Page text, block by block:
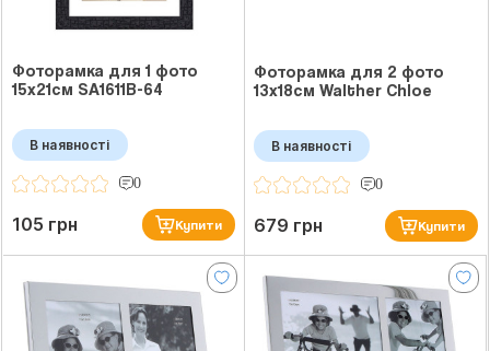
Фоторамка для 1 фото
15х21см SA1611B-64
В наявності
0
105 грн Купити
Фоторамка для 2 фото
13х18см Walther Chloe
В наявності
0
679 грн Купити